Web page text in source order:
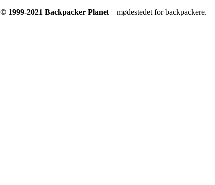
© 1999-2021 Backpacker Planet – mødestedet for backpackere.